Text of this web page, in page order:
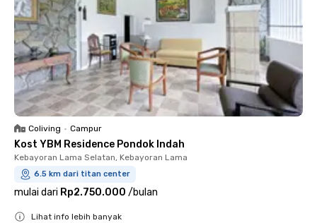
Coliving • Campur
Kost YBM Residence Pondok Indah
Kebayoran Lama Selatan, Kebayoran Lama
6.5 km dari titan center
mulai dari Rp2.750.000 /bulan
Lihat info lebih banyak